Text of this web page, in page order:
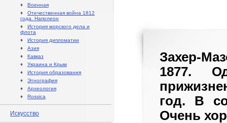
♦ Военная
♦ Отечественная война 1812
года. Наполеон
♦ История морского дела и
флота
♦ История дипломатии
♦ Азия
♦ Кавказ
♦ Украина и Крым
♦ История образования
♦ Этнография
♦ Археология
♦ Rossica
Искусство
Захер-
1877.
год. В
Очень